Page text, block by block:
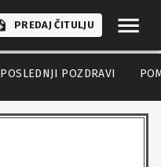
PREDAJ ČITULJU
POSLEDNJI POZDRAVI